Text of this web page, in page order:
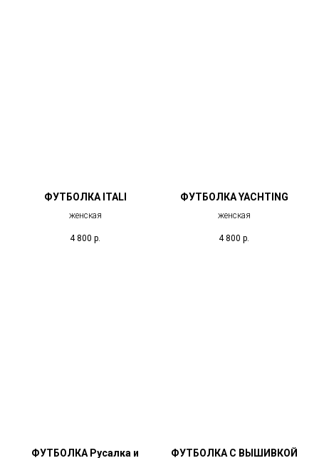
ФУТБОЛКА ITALI
женская
4 800 р.
ФУТБОЛКА YACHTING
женская
4 800 р.
ФУТБОЛКА Русалка и
ФУТБОЛКА С ВЫШИВКОЙ